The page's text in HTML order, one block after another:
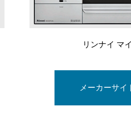
リンナイ マ
メーカーサイ